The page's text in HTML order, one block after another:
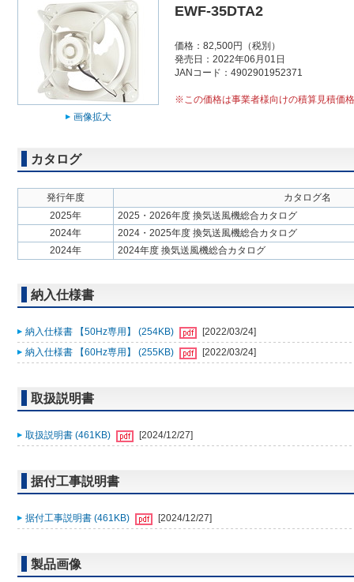
画像拡大
EWF-35DTA2
価格：82,500円（税別）
発売日：2022年06月01日
JANコード：4902901952371
※この価格は事業者様向けの積算見積価
カタログ
発行年度
カタログ名
2025年
2025・2026年度 換気送風機総合カタログ
2024年
2024・2025年度 換気送風機総合カタログ
2024年
2024年度 換気送風機総合カタログ
納入仕様書
納入仕様書 【50Hz専用】 (254KB)
[2022/03/24]
納入仕様書 【60Hz専用】 (255KB)
[2022/03/24]
取扱説明書
取扱説明書 (461KB) [2024/12/27]
据付工事説明書
据付工事説明書 (461KB) [2024/12/27]
製品画像